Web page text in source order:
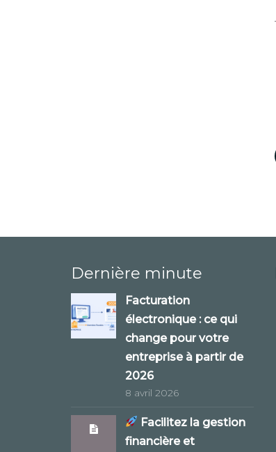
Dernière minute
Facturation
électronique : ce qui
change pour votre
entreprise à partir de
2026
8 avril 2026
Facilitez la gestion
financière et